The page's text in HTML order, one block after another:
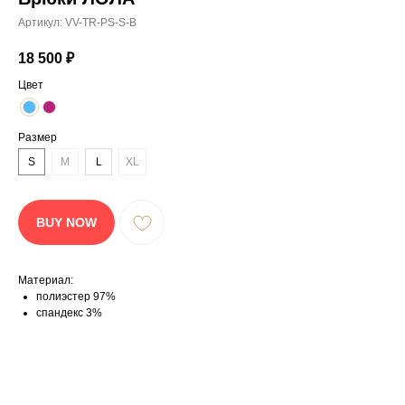
Артикул: VV-TR-PS-S-B
18 500 ₽
Цвет
Размер
S
M L XL
BUY NOW
Материал:
полиэстер 97%
спандекс 3%